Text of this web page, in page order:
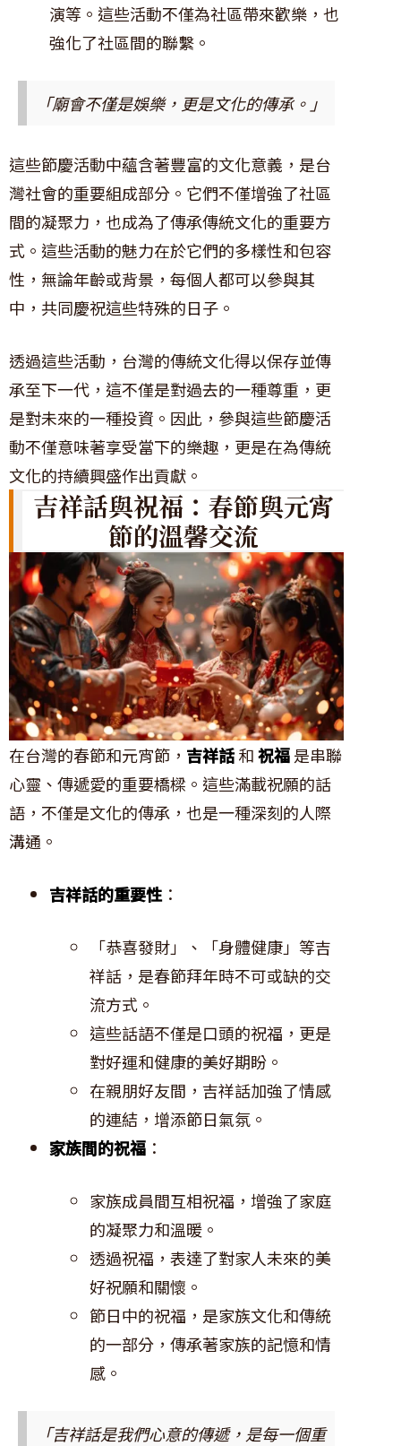
演等。這些活動不僅為社區帶來歡樂，也
強化了社區間的聯繫。
「廟會不僅是娛樂，更是文化的傳承。」
這些節慶活動中蘊含著豐富的文化意義，是台
灣社會的重要組成部分。它們不僅增強了社區
間的凝聚力，也成為了傳承傳統文化的重要方
式。這些活動的魅力在於它們的多樣性和包容
性，無論年齡或背景，每個人都可以參與其
中，共同慶祝這些特殊的日子。
透過這些活動，台灣的傳統文化得以保存並傳
承至下一代，這不僅是對過去的一種尊重，更
是對未來的一種投資。因此，參與這些節慶活
動不僅意味著享受當下的樂趣，更是在為傳統
文化的持續興盛作出貢獻。
吉祥話與祝福：春節與元宵
節的溫馨交流
在台灣的春節和元宵節， 吉祥話和祝福是串聯
心靈、傳遞愛的重要橋樑。這些滿載祝願的話
語，不僅是文化的傳承，也是一種深刻的人際
溝通。
吉祥話的重要性：
「恭喜發財」、「身體健康」等吉
祥話，是春節拜年時不可或缺的交
流方式。
這些話語不僅是口頭的祝福，更是
對好運和健康的美好期盼。
在親朋好友間，吉祥話加強了情感
的連結，增添節日氣氛。
家族間的祝福 ：
家族成員間互相祝福，增強了家庭
的凝聚力和溫暖。
透過祝福，表達了對家人未來的美
好祝願和關懷。
節日中的祝福，是家族文化和傳統
的一部分，傳承著家族的記憶和情
感。
「吉祥話是我們心意的傳遞，是每一個重